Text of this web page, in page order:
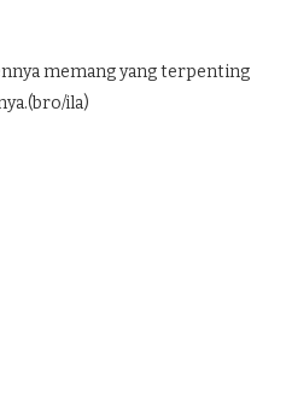
memang yang terpenting
ila)